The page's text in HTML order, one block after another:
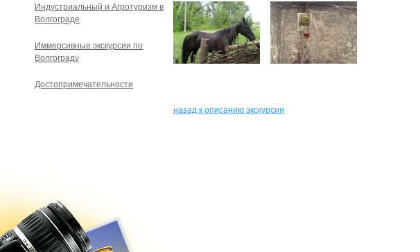
назад к описанию экскурсии
Индустриальный и Агротуризм в
Волгограде
Иммерсивные экскурсии по
Волгограду
Достопримечательности